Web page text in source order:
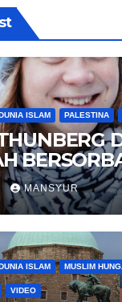
DUNIA ISLAM PALESTINA
MANSYUR
ISLAM MUSLIM
VIDEO